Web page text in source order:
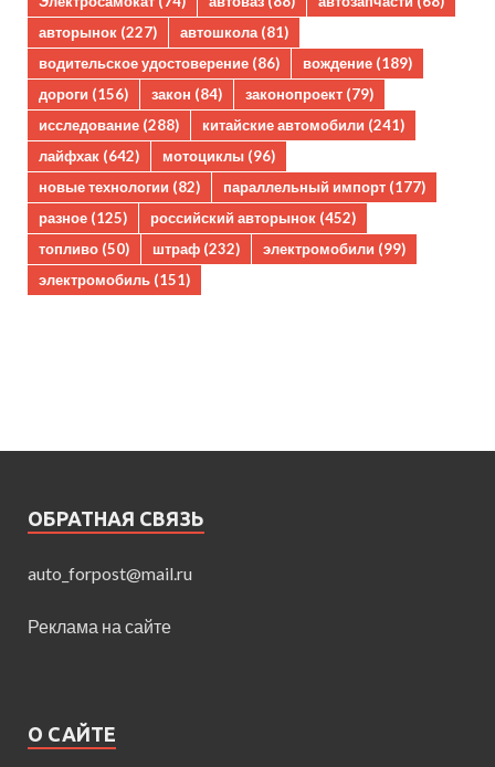
авторынок (227) автошкола(81)
водительское удостоверение (86) вождение (189)
дороги (156) закон (84) законопроект (79)
исследование (288) китайские автомобили (241)
лайфхак (642) мотоциклы (96)
новые технологии (82) параллельный импорт (177)
разное (125) российский авторынок (452)
топливо (50) штраф (232) электромобили (99)
электромобиль (151)
ОБРАТНАЯ СВЯЗЬ
auto_forpost@mail.ru
Реклама на сайте
О САЙТЕ